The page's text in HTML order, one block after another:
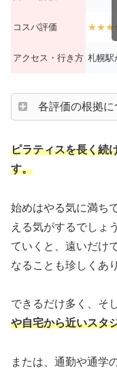
コスパ評価
アクセス・行き方 札幌駅
各評価の根拠に
ピラティスを長く続
す。
始めはやる気に満ち
える気がするでしょ
ていくと、遠いだけ
なることも珍しくあ
できるだけ多く、そ
や自宅から近いスタ
または、通勤や通学